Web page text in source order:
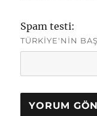
Spam testi:
TÜRKIYE'NIN